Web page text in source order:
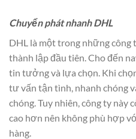
Chuyển phát nhanh DHL
DHL là một trong những
thành lập đầu tiên. Cho đến
tin tưởng và lựa chọn. Khi
tư vấn tận tình, nhanh chóng
chóng. Tuy nhiên, công ty này
cao hơn nên không phù hợp
hàng.